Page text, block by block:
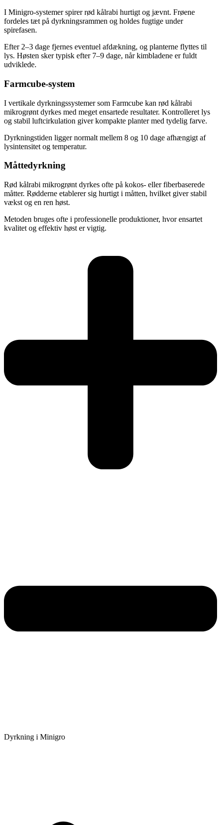
I Minigro-systemer spirer rød kålrabi hurtigt og jævnt. Frøene
fordeles tæt på dyrkningsrammen og holdes fugtige under
spirefasen.
Efter 2–3 dage fjernes eventuel afdækning, og planterne flyttes til
lys. Høsten sker typisk efter 7–9 dage, når kimbladene er fuldt
udviklede.
Farmcube-system
I vertikale dyrkningssystemer som Farmcube kan rød kålrabi
mikrogrønt dyrkes med meget ensartede resultater. Kontrolleret lys
og stabil luftcirkulation giver kompakte planter med tydelig farve.
Dyrkningstiden ligger normalt mellem 8 og 10 dage afhængigt af
lysintensitet og temperatur.
Måttedyrkning
Rød kålrabi mikrogrønt dyrkes ofte på kokos- eller fiberbaserede
måtter. Rødderne etablerer sig hurtigt i måtten, hvilket giver stabil
vækst og en ren høst.
Metoden bruges ofte i professionelle produktioner, hvor ensartet
kvalitet og effektiv høst er vigtig.
Dyrkning i Minigro